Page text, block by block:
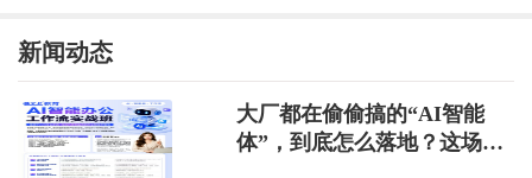
新闻动态
大厂都在偷偷搞的“AI智能
体”，到底怎么落地？这场